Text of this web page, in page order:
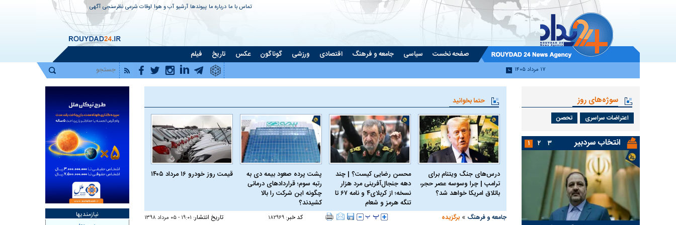
تماس با ما درباره ما پیوندها آرشیو آب و هوا اوقات شرعی نظرسنجی آگهی
صفحه نخست سیاسی جامعه و فرهنگ اقتصادی ورزشی گوناگون عکس تاریخ فیلم
۱۷ مرداد ۱۴۰۵
حتما بخوانید
درس‌های جنگ ویتنام برای
ترامپ | چرا وسوسه عصر حجر،
باتلاق امریکا خواهد شد؟
محسن رضایی کیست؟ | چند
دهه جنجال‌آفرینی مرد هزار
نسخه؛ از کربلای۴ و نامه ۶۷ تا
تنگه هرمز و شعام
پشت پرده صعود بیمه دی به
رتبه سوم؛ قراردادهای درمانی
چگونه این شرکت را بالا
کشیدند؟
قیمت روز خودرو ۱۶ مرداد ۱۴۰۵
جامعه و فرهنگ » برگزیده کد خبر:۱۸۲۹۶۹ تاریخ انتشار: ۱۹:۰۱ - ۰۵ مرداد ۱۳۹۸
سوژه‌های روز
اعتراضات سراسری تحصن
انتخاب سردبیر ۱ ۲ ۳
نیازمندیها